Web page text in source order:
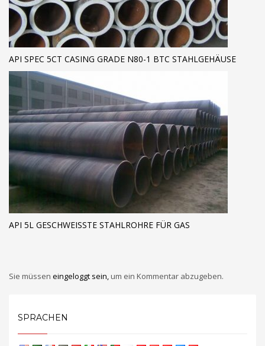
API SPEC 5CT CASING GRADE N80-1 BTC STAHLGEHÄUSE
API 5L GESCHWEISSTE STAHLROHRE FÜR GAS
Sie müssen eingeloggt sein,um ein Kommentar abzugeben.
SPRACHEN